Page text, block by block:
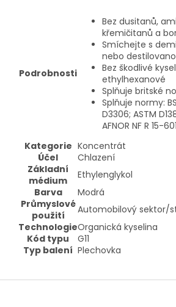
Podrobnosti
Bez dusitanů,
křemičitanů a
Smíchejte s
nebo
Bez škodlivé
ethylhexanové
Splňuje britské
Splňuje normy:
D3306; ASTM
AFNOR NF R 15-601
Kategorie Koncentrát
Účel
Chlazení
Základní
médium
Ethylenglykol
Barva
Modrá
Průmyslové
použití
Automobilový sektor/
TechnologieOrganická kyselina
Kód typu
G11
Typ balení Plechovka
Z